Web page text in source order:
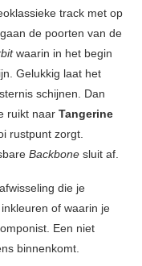
track met op
de poorten van de
waarin in het begin
Gelukkig laat het
schijnen. Dan
ruikt naar Tangerine
rustpunt zorgt.
Backbone sluit af.
die je
of waarin je
Een niet
binnenkomt.